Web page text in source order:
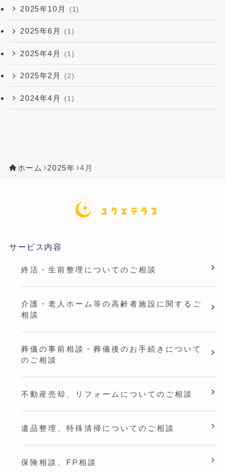
2025年10月 (1)
2025年6月 (1)
2025年4月 (1)
2025年2月 (2)
2024年4月 (1)
ホーム 2025年 4月
サービス内容
終活・生前整理についてのご相談
介護・老人ホーム等の高齢者施設に関するご
相談
葬儀の事前相談・葬儀後のお手続きについて
のご相談
不動産売却、リフォームについてのご相談
遺品整理、特殊清掃についてのご相談
保険相談、FP相談